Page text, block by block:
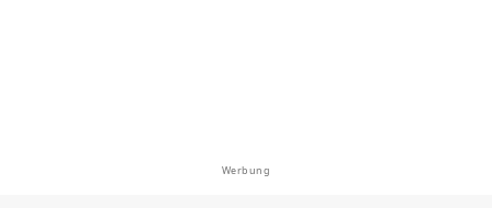
Werbung